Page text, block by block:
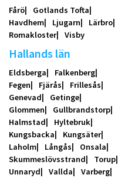
Fårö
Gotlands Tofta
Havdhem
Ljugarn
Lärbro
Romakloster
Visby
Hallands län
Eldsberga
Falkenberg
Fegen
Fjärås
Frillesås
Genevad
Getinge
Glommen
Gullbrandstorp
Halmstad
Hyltebruk
Kungsbacka
Kungsäter
Laholm
Långås
Onsala
Skummeslövsstrand
Torup
Unnaryd
Vallda Varberg